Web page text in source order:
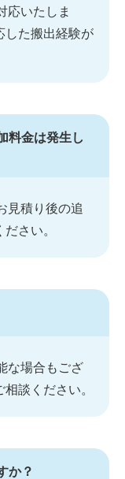
応いたしま
した搬出経験が
料金は発生し
見積り後の追
さい。
な場合もござ
談ください。
か？